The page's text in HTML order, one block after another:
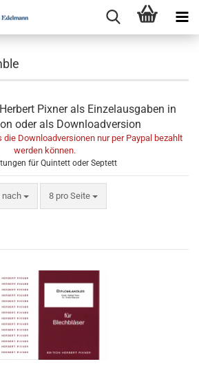
Pixner als Einzelausgaben in
oder als Downloadversion
die Downloadversionen nur per Paypal bezahlt
werden können.
für Quintett oder Septett
nach
nach 8 pro Seite
pro Seite